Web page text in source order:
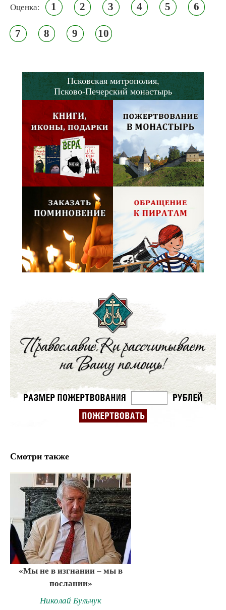
Оценка: 1 2 3 4 5 6
7 8 9 10
Псковская митрополия,
Псково-Печерский монастырь
Смотри также
«Мы не в изгнании – мы в
послании»
Николай Бульчук